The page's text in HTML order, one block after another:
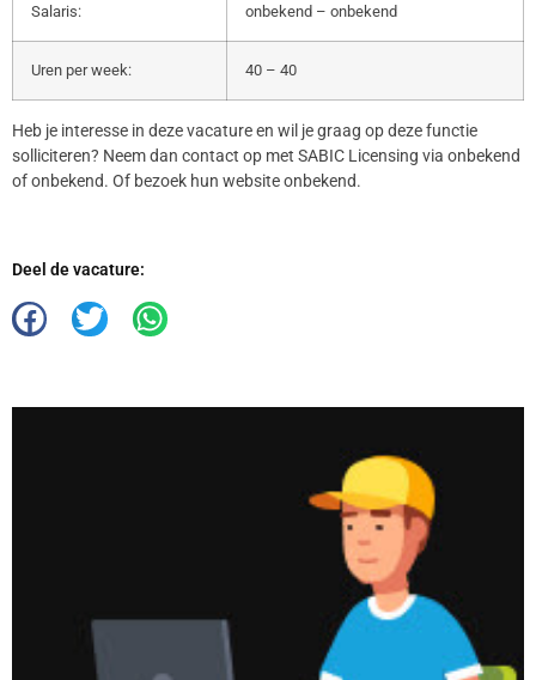
Salaris: onbekend – onbekend
Uren per week: 40 – 40
Heb je interesse in deze vacature en wil je graag op deze functie
solliciteren? Neem dan contact op met SABIC Licensing via onbekend
of onbekend. Of bezoek hun website onbekend.
Deel de vacature: